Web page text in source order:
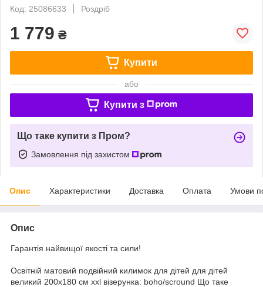
Код: 25086633
Роздріб
1 779 ₴
Купити
або
Купити з
Що таке купити з Пром?
Замовлення під захистом
Опис Характеристики Доставка Оплата Умови
Опис
Гарантія найвищої якості та сили!
Освітній матовий подвійний килимок для дітей для дітей
великий 200x180 см xxl візерунка: boho/scround Що таке